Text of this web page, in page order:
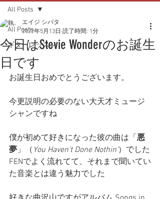
All Posts
ギターレッスン
All Posts
今日はStevie Wonderのお誕生
日です
エイジ シバタ
2022年5月13日 読了時間: 1分
お誕生日おめでとうございます。
今更説明の必要のない大天才ミュージ
シャンですね
僕が初めて好きになった彼の曲は「 悪
夢 」（ You Haven't Done Nothin'）でした
FENでよく流れてて、それまで聞いてい
た音楽とは違う魅力でした